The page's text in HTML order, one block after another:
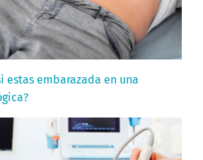
estas embarazada en una